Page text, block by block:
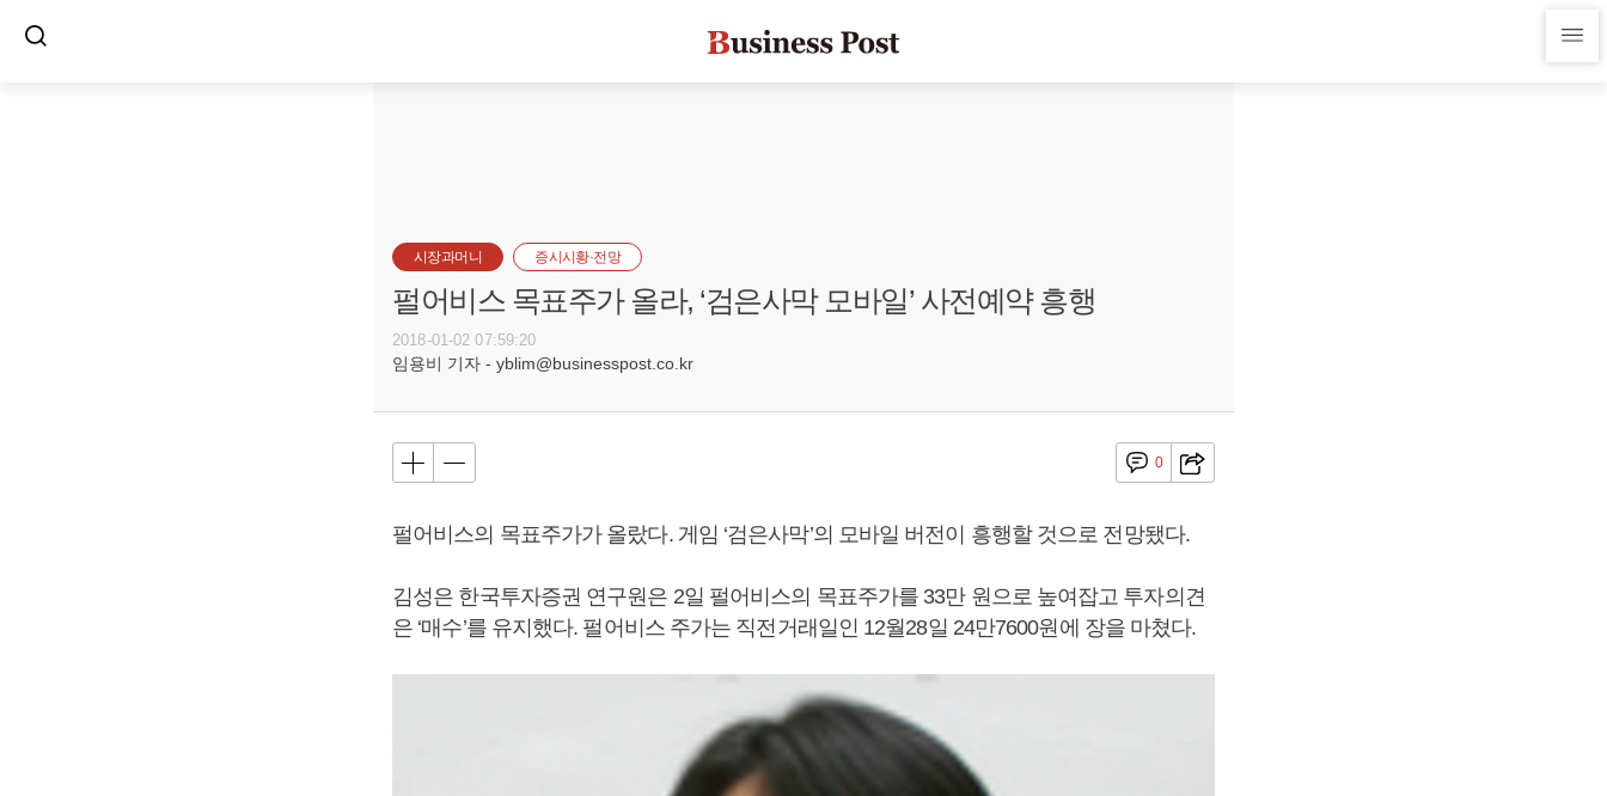
시장과머니 증시시황·전망
펄어비스 목표주가 올라, ‘검은사막 모바일’ 사전예약 흥행
2018-01-02 07:59:20
임용비 기자 - yblim@businesspost.co.kr
0
펄어비스의 목표주가가 올랐다. 게임 ‘검은사막’의 모바일 버전이 흥행할 것으로 전망됐다.
김성은 한국투자증권 연구원은 2일 펄어비스의 목표주가를 33만 원으로 높여잡고 투자의견
은 ‘매수’를 유지했다. 펄어비스 주가는 직전거래일인 12월28일 24만7600원에 장을 마쳤다.